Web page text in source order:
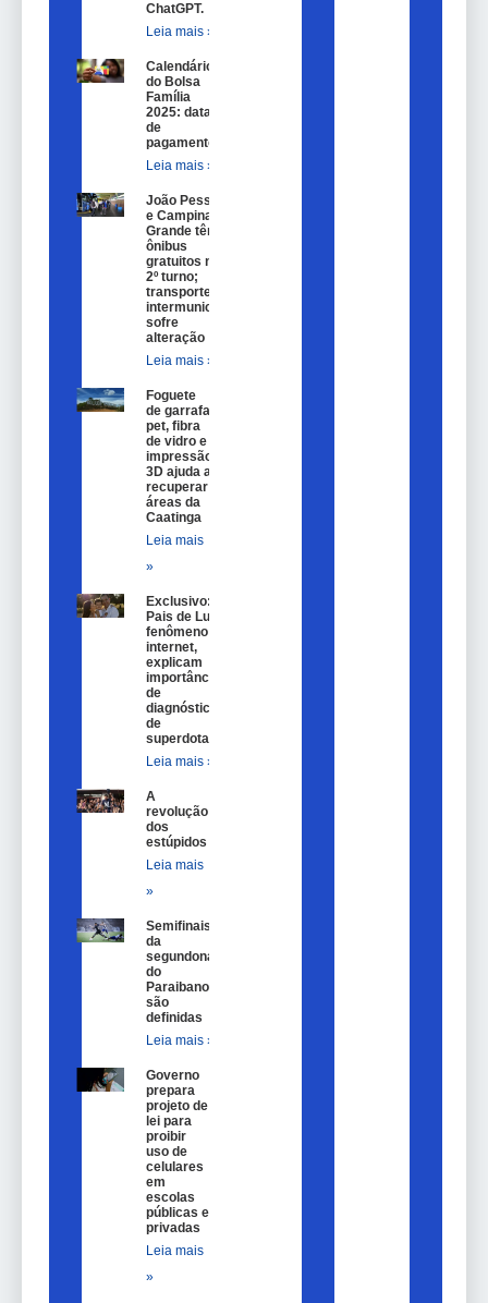
ChatGPT.
Leia mais »
Calendário
do Bolsa
Família
2025: datas
de
pagamento.
Leia mais »
João Pessoa
e Campina
Grande têm
ônibus
gratuitos no
2º turno;
transporte
intermunicipal
sofre
alteração
Leia mais »
Foguete
de garrafa
pet, fibra
de vidro e
impressão
3D ajuda a
recuperar
áreas da
Caatinga
Leia mais
»
Exclusivo:
Pais de Lulu,
fenômeno na
internet,
explicam
importância
de
diagnóstico
de
superdotação
Leia mais »
A
revolução
dos
estúpidos
Leia mais
»
Semifinais
da
segundona
do
Paraibano
são
definidas
Leia mais »
Governo
prepara
projeto de
lei para
proibir
uso de
celulares
em
escolas
públicas e
privadas
Leia mais
»